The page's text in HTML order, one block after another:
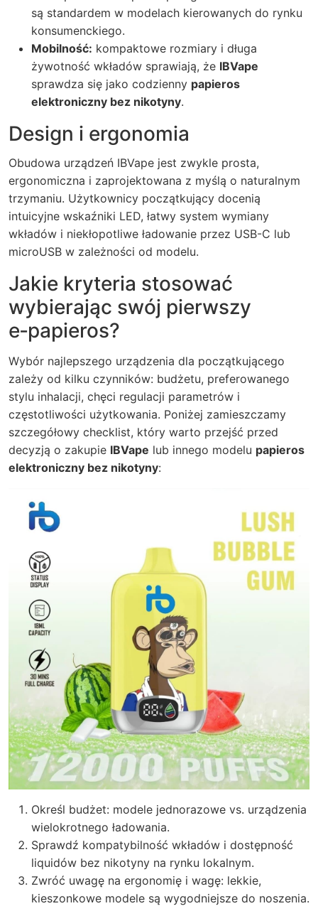
są standardem w modelach kierowanych do rynku
konsumenckiego.
Mobilność: kompaktowe rozmiary i długa
żywotność wkładów sprawiają, że IBVape
sprawdza się jako codzienny papieros
elektroniczny bez nikotyny.
Design i ergonomia
Obudowa urządzeń IBVape jest zwykle prosta,
ergonomiczna i zaprojektowana z myślą o naturalnym
trzymaniu. Użytkownicy początkujący docenią
intuicyjne wskaźniki LED, łatwy system wymiany
wkładów i niekłopotliwe ładowanie przez USB-C lub
microUSB w zależności od modelu.
Jakie kryteria stosować
wybierając swój pierwszy
e‑papieros?
Wybór najlepszego urządzenia dla początkującego
zależy od kilku czynników: budżetu, preferowanego
stylu inhalacji, chęci regulacji parametrów i
częstotliwości użytkowania. Poniżej zamieszczamy
szczegółowy checklist, który warto przejść przed
decyzją o zakupie IBVape lub innego modelu papieros
elektroniczny bez nikotyny:
Określ budżet: modele jednorazowe vs. urządzenia
wielokrotnego ładowania.
Sprawdź kompatybilność wkładów i dostępność
liquidów bez nikotyny na rynku lokalnym.
Zwróć uwagę na ergonomię i wagę: lekkie,
kieszonkowe modele są wygodniejsze do noszenia.